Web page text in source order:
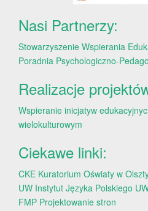
Nasi Partnerzy:
Stowarzyszenie Wspierania
Poradnia Psychologiczno-
Realizacje
Wspieranie inicjatyw
wielokulturowym
Ciekawe linki:
CKE Kuratorium Oświaty w
UW Instytut Języka Polskiego
FMP Projektowanie stron